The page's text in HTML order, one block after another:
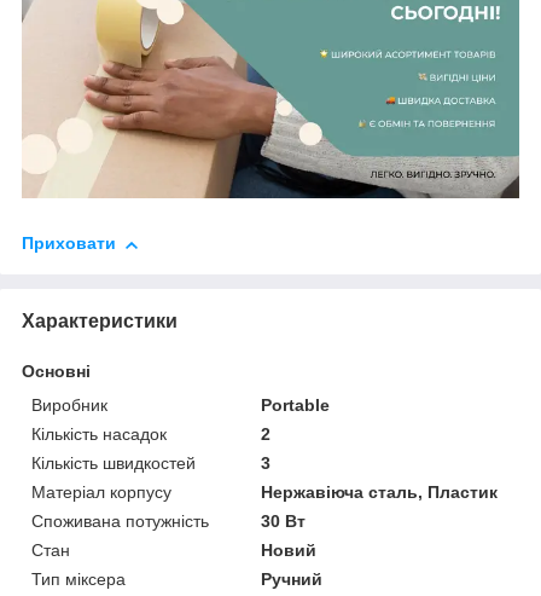
Приховати
Характеристики
Основні
Виробник
Portable
Кількість насадок
2
Кількість швидкостей
3
Матеріал корпусу
Нержавіюча сталь, Пластик
Споживана потужність
30 Вт
Стан
Новий
Тип міксера
Ручний